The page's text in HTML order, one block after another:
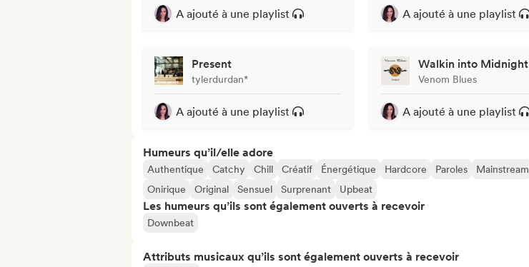
A ajouté à une playlist A ajouté à une playlist
Present
tylerdurdan*
A ajouté à une playlist
Walkin into Midnight
Venom Blues
A ajouté à une playlist
Humeurs qu’il/elle adore
Authentique Catchy Chill Créatif Énergétique Hardcore Paroles
Mainstream
Onirique
Original Sensuel Surprenant Upbeat
Les humeurs qu’ils sont également ouverts à recevoir
Downbeat
Attributs musicaux qu’ils sont également ouverts à recevoir